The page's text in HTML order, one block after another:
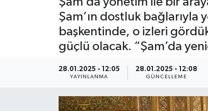
Şam’ın dostluk
başkentinde, o izleri
güçlü olacak. “Şam’da
28.01.2025 - 12:05
YAYINLANMA
28.01.2025 - 12:08
GÜNCELLEME
EKONOMİ
Son Dakika Haberleri
Haber Arşivi